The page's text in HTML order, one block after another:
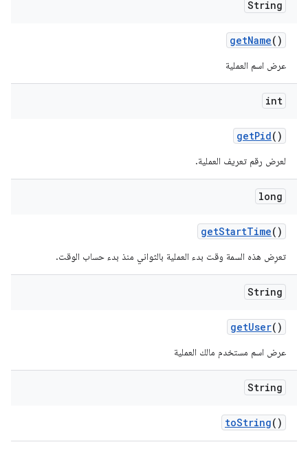
String
getName()
عرض اسم العملية
int
getPid()
لعرض رقم تعريف العملية.
long
getStartTime()
تعرِض هذه السمة وقت بدء العملية بالثواني منذ بدء حساب الوقت.
String
getUser()
عرض اسم مستخدم مالك العملية
String
toString()